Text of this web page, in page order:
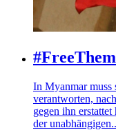
In Myanmar muss
verantworten,
gegen ihn
der